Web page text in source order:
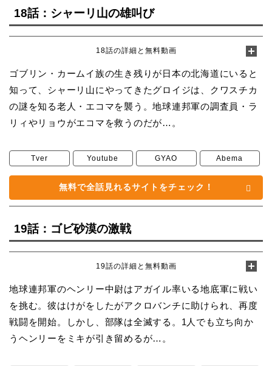
18話：シャーリ山の雄叫び
18話の詳細と無料動画
ゴブリン・カームイ族の生き残りが日本の北海道にいると
知って、シャーリ山にやってきたグロイジは、クワスチカ
の謎を知る老人・エコマを襲う。地球連邦軍の調査員・ラ
リィやリョウがエコマを救うのだが…。
Tver Youtube GYAO Abema
無料で全話見れるサイトをチェック！
19話：ゴビ砂漠の激戦
19話の詳細と無料動画
地球連邦軍のヘンリー中尉はアガイル率いる地底軍に戦い
を挑む。彼はけがをしたがアクロバンチに助けられ、再度
戦闘を開始。しかし、部隊は全滅する。1人でも立ち向か
うヘンリーをミキが引き留めるが…。